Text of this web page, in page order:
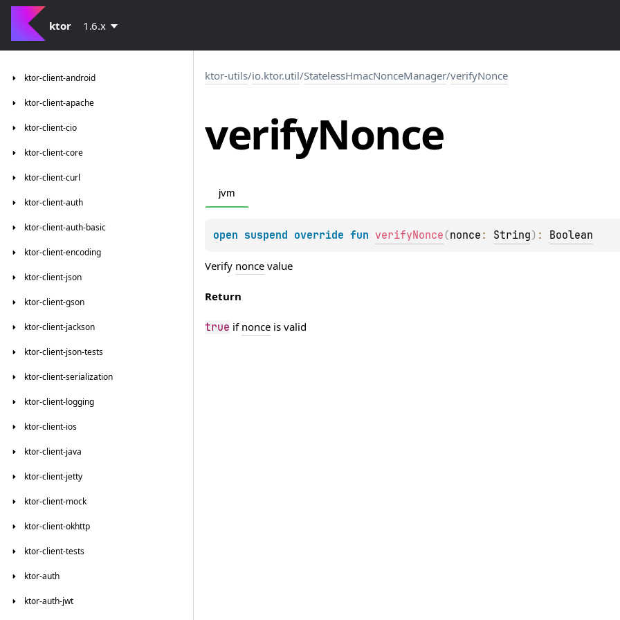
ktor 1.6.x
ktor-client-android
ktor-client-apache
ktor-client-cio
ktor-client-core
ktor-client-curl
ktor-client-auth
ktor-client-auth-basic
ktor-client-encoding
ktor-client-json
ktor-client-gson
ktor-client-jackson
ktor-client-json-tests
ktor-client-serialization
ktor-client-logging
ktor-client-ios
ktor-client-java
ktor-client-jetty
ktor-client-mock
ktor-client-okhttp
ktor-client-tests
ktor-auth
ktor-auth-jwt
ktor-utils/io.ktor.util/StatelessHmacNonceManager/verifyNonce
verifyNonce
jvm
open suspend override fun verifyNonce (nonce : String) : Boolean
Verify nonce value
Return
true if nonce is valid